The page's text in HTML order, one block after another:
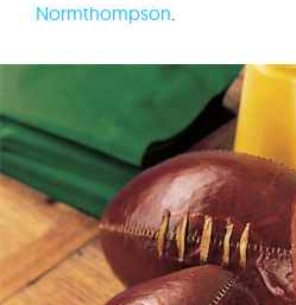
Normthompson.